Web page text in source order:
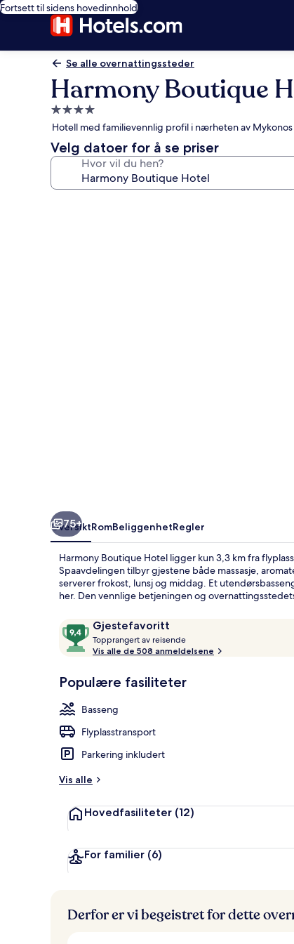
Fortsett til sidens hovedinnhold
Se alle overnattingssteder
Harmony Boutique
Overnattingssted
med
4.0
stjerner
Hotell med familievennlig profil i nærheten av
Velg datoer for å se priser
Hvor vil du hen?
75+
OversiktRomBeliggenhetRegler
Harmony Boutique Hotel ligger kun 3,3 km fra
Spaavdelingen tilbyr gjestene både massasje,
serverer frokost, lunsj og middag. Et
her. Den vennlige betjeningen og
AnmeldelserGjestefavoritt
9,4
av
10,
Topprangert av reisende
o
v
e
Vis alle de 508 anmeldelsene
Populære fasiliteter
Basseng
Flyplasstransport
Parkering inkludert
Vis alle
Hovedfasiliteter (12)
For familier (6)
Derfor er vi begeistret for dette